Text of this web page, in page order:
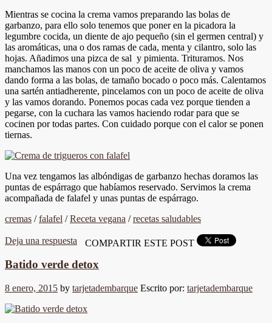
Mientras se cocina la crema vamos preparando las bolas de
garbanzo, para ello solo tenemos que poner en la picadora la
legumbre cocida, un diente de ajo pequeño (sin el germen central) y
las aromáticas, una o dos ramas de cada, menta y cilantro, solo las
hojas. Añadimos una pizca de sal y pimienta. Trituramos. Nos
manchamos las manos con un poco de aceite de oliva y vamos
dando forma a las bolas, de tamaño bocado o poco más. Calentamos
una sartén antiadherente, pincelamos con un poco de aceite de oliva
y las vamos dorando. Ponemos pocas cada vez porque tienden a
pegarse, con la cuchara las vamos haciendo rodar para que se
cocinen por todas partes. Con cuidado porque con el calor se ponen
tiernas.
Una vez tengamos las albóndigas de garbanzo hechas doramos las
puntas de espárrago que habíamos reservado. Servimos la crema
acompañada de falafel y unas puntas de espárrago.
cremas /falafel /Receta vegana /recetas saludables
Deja una respuesta COMPARTIR ESTE POST
Batido verde detox
8 enero, 2015 by tarjetadembarque Escrito por: tarjetadembarque